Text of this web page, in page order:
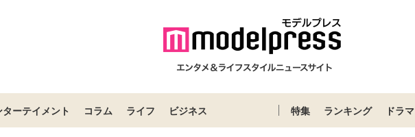
ターテイメント コラム ライフ ビジネス 特集 ランキング ドラマ